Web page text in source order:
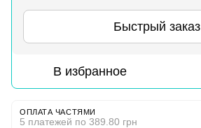
Быстрый заказ
В избранное
ОПЛАТА ЧАСТЯМИ
5 платежей по 389.80 грн